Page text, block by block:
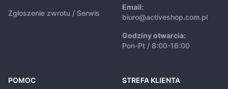
Zgłoszenie zwrotu / Serwis
Email:
biuro@activeshop.com.pl
Godziny otwarcia:
Pon-Pt / 8:00-16:00
POMOC STREFA KLIENTA